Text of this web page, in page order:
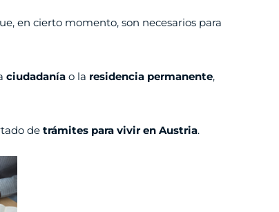
en cierto momento, son necesarios para
ciudadanía o la residencia permanente,
de trámites para vivir en Austria.